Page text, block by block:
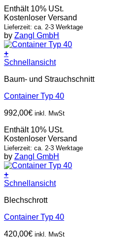
Enthält 10% USt.
Kostenloser Versand
Lieferzeit: ca. 2-3 Werktage
by Zangl GmbH
+
Schnellansicht
Baum- und Strauchschnitt
Container Typ 40
992,00€ inkl. MwSt
Enthält 10% USt.
Kostenloser Versand
Lieferzeit: ca. 2-3 Werktage
by Zangl GmbH
+
Schnellansicht
Blechschrott
Container Typ 40
420,00€ inkl. MwSt